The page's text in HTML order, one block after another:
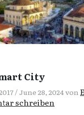
City
/June 28, 2024von
schreiben